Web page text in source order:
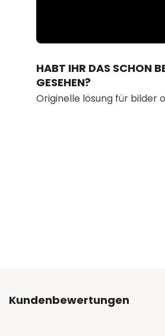
HABT IHR DAS SCHON
GESEHEN?
Originelle lösung für bilder
Kundenbewertungen